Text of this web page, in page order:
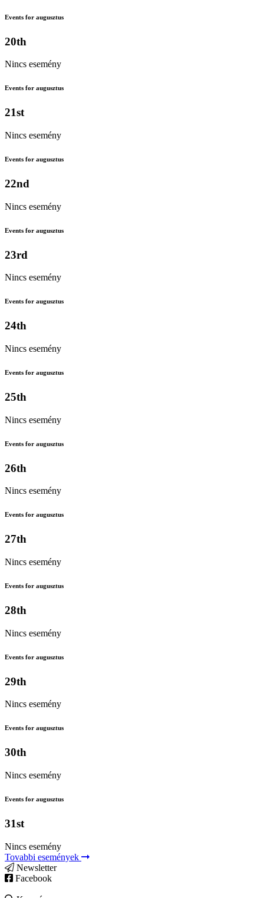
Events for augusztus
20th
Nincs esemény
Events for augusztus
21st
Nincs esemény
Events for augusztus
22nd
Nincs esemény
Events for augusztus
23rd
Nincs esemény
Events for augusztus
24th
Nincs esemény
Events for augusztus
25th
Nincs esemény
Events for augusztus
26th
Nincs esemény
Events for augusztus
27th
Nincs esemény
Events for augusztus
28th
Nincs esemény
Events for augusztus
29th
Nincs esemény
Events for augusztus
30th
Nincs esemény
Events for augusztus
31st
Nincs esemény
Tovabbi események
Newsletter
Facebook